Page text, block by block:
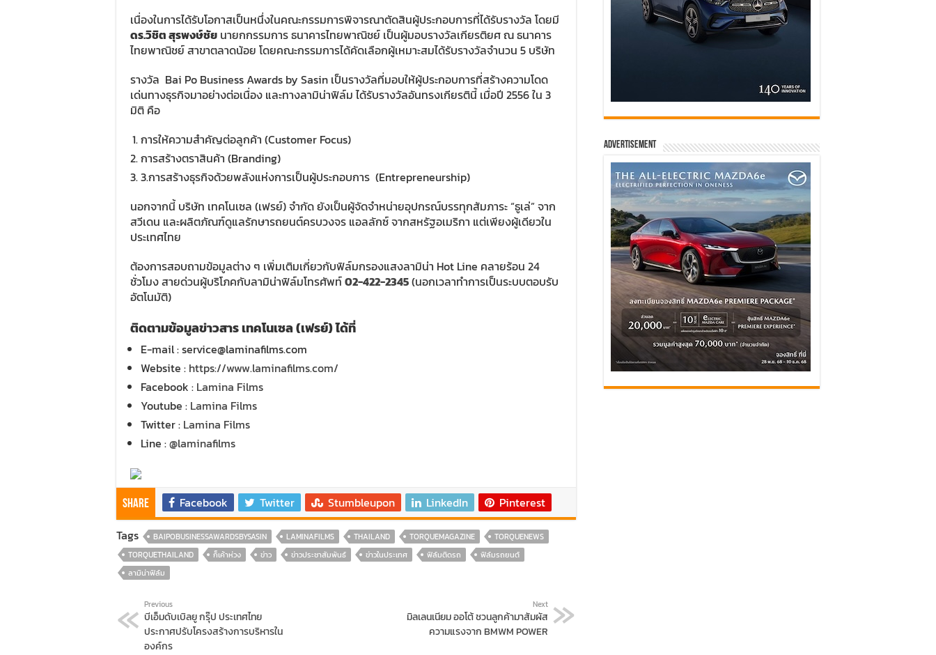
เนื่องในการได้รับโอกาสเป็นหนึ่งในคณะกรรมการพิจารณาตัดสินผู้ประกอบการที่ได้รับรางวัล โดยมี
ดร.วิชิต สุรพงษ์ชัย นายกกรรมการ ธนาคารไทยพาณิชย์ เป็นผู้มอบรางวัลเกียรติยศ ณ ธนาคาร
ไทยพาณิชย์ สาขาตลาดน้อย โดยคณะกรรมการได้คัดเลือกผู้เหมาะสมได้รับรางวัลจำนวน 5 บริษัท
รางวัล Bai Po Business Awards by Sasin เป็นรางวัลที่มอบให้ผู้ประกอบการที่สร้างความโดด
เด่นทางธุรกิจมาอย่างต่อเนื่อง และทางลามิน่าฟิล์ม ได้รับรางวัลอันทรงเกียรตินี้ เมื่อปี 2556 ใน 3
มิติ คือ
การให้ความสำคัญต่อลูกค้า (Customer Focus)
การสร้างตราสินค้า (Branding)
3.การสร้างธุรกิจด้วยพลังแห่งการเป็นผู้ประกอบการ (Entrepreneurship)
นอกจากนี้ บริษัท เทคโนเซล (เฟรย์) จำกัด ยังเป็นผู้จัดจำหน่ายอุปกรณ์บรรทุกสัมภาระ “ธูเล่” จาก
สวีเดน และผลิตภัณฑ์ดูแลรักษารถยนต์ครบวงจร แอลลักซ์ จากสหรัฐอเมริกา แต่เพียงผู้เดียวใน
ประเทศไทย
ต้องการสอบถามข้อมูลต่าง ๆ เพิ่มเติมเกี่ยวกับฟิล์มกรองแสงลามิน่า Hot Line คลายร้อน 24
ชั่วโมง สายด่วนผู้บริโภคกับลามิน่าฟิล์มโทรศัพท์02-422-2345(นอกเวลาทำการเป็นระบบตอบรับ
อัตโนมัติ)
ติดตามข้อมูลข่าวสาร เทคโนเซล (เฟรย์) ได้ที่
E-mail : service@laminafilms.com
Website : https://www.laminafilms.com/
Facebook : Lamina Films
Youtube : Lamina Films
Twitter : Lamina Films
Line :@laminafilms
Share Facebook Twitter Stumbleupon LinkedIn
Pinterest
Tags
BAIPOBUSINESSAWARDSBYSASIN LAMINAFILMS THAILAND TORQUEMAGAZINE
TORQUENEWS
TORQUETHAILAND
ก็เค้าห่วง ข่าว ข่าวประชาสัมพันธ์ ข่าวในประเทศ ฟิล์มติดรถ
ฟิล์มรถยนต์
ลามิน่าฟิล์ม
Previous
บีเอ็มดับเบิลยู กรุ๊ป ประเทศไทย
ประกาศปรับโครงสร้างการบริหารใน
องค์กร
Next
มิลเลนเนียม ออโต้ ชวนลูกค้ามาสัมผัส
ความแรงจาก BMWM POWER
Advertisement